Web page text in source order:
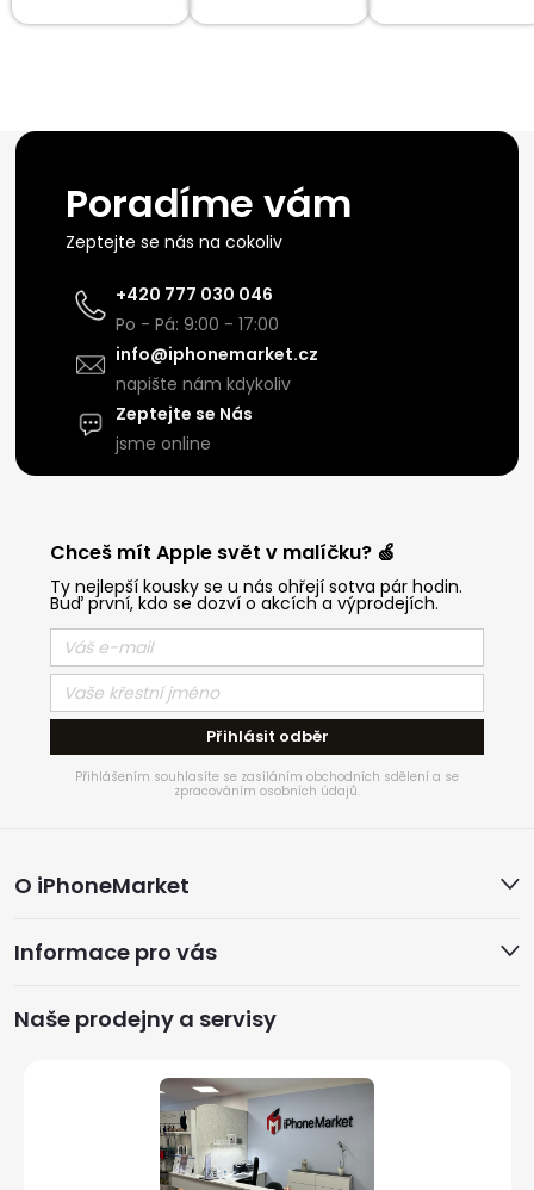
Poradíme vám
Zeptejte se nás na cokoliv
+420 777 030 046
Po - Pá: 9:00 - 17:00
info@iphonemarket.cz
napište nám kdykoliv
Zeptejte se Nás
jsme online
Chceš mít Apple svět v malíčku? 🍏
Ty nejlepší kousky se u nás ohřejí sotva pár hodin.
Buď první, kdo se dozví o akcích a výprodejích.
Přihlásit odběr
Přihlášením souhlasíte se zasíláním obchodních sdělení a se
zpracováním osobních údajů.
á
p
a
O iPhoneMarket
Informace pro vás
Naše prodejny a servisy